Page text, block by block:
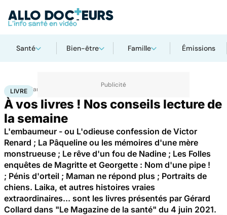
Santé Bien-être Famille Émissions
Accueil Santé
LIVRE
À vos livres ! Nos conseils lecture de
la semaine
L'embaumeur - ou L'odieuse confession de Victor
Renard ; La Pâqueline ou les mémoires d'une mère
monstrueuse ; Le rêve d'un fou de Nadine ; Les Folles
enquêtes de Magritte et Georgette : Nom d'une pipe !
; Pénis d'orteil ; Maman ne répond plus ; Portraits de
chiens. Laika, et autres histoires vraies
extraordinaires... sont les livres présentés par Gérard
Collard dans "Le Magazine de la santé" du 4 juin 2021.